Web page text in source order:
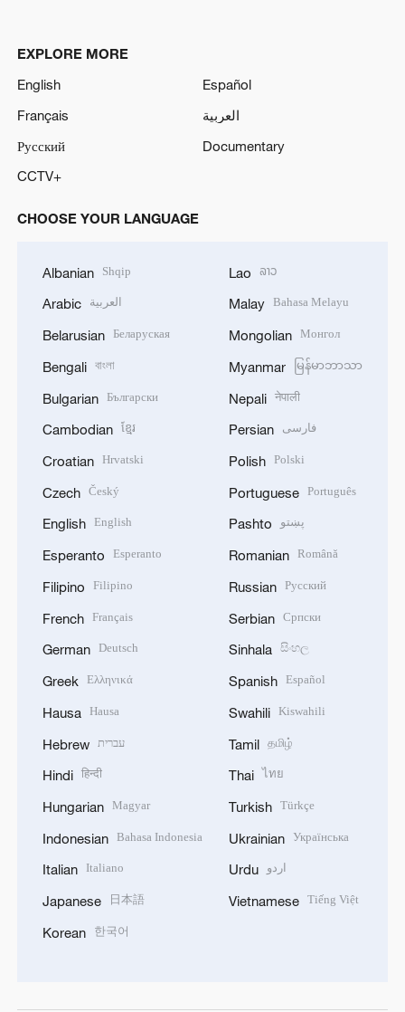
EXPLORE MORE
English
Español
Français
العربية
Русский
Documentary
CCTV+
CHOOSE YOUR LANGUAGE
Albanian Shqip
Arabic العربية
Belarusian Беларуская
Bengali বাংলা
Bulgarian Български
Cambodian ខ្មែរ
Croatian Hrvatski
Czech Český
English English
Esperanto Esperanto
Filipino Filipino
French Français
German Deutsch
Greek Ελληνικά
Hausa Hausa
Hebrew עברית
Hindi हिन्दी
Hungarian Magyar
Indonesian Bahasa Indonesia
Italian Italiano
Japanese 日本語
Korean 한국어
Lao ລາວ
Malay Bahasa Melayu
Mongolian Монгол
Myanmar မြန်မာဘာသာ
Nepali नेपाली
Persian فارسی
Polish Polski
Portuguese Português
Pashto پښتو
Romanian Română
Russian Русский
Serbian Српски
Sinhala සිංහල
Spanish Español
Swahili Kiswahili
Tamil தமிழ்
Thai ไทย
Turkish Türkçe
Ukrainian Українська
Urdu اردو
Vietnamese Tiếng Việt